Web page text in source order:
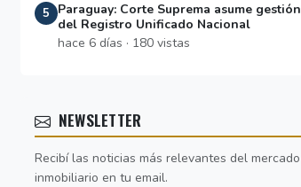
5
Paraguay: Corte Suprema asume gestión
del Registro Unificado Nacional
hace 6 días · 180 vistas
NEWSLETTER
Recibí las noticias más relevantes del mercado
inmobiliario en tu email.